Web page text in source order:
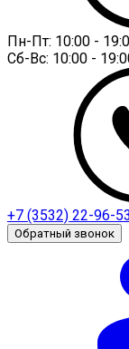
Пн-Пт: 10:00 -
Сб-Вс: 10:00 -
+7 (3532) 22-96-53
Обратный звонок